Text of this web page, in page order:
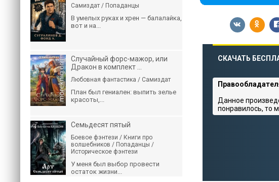
СКАЧАТЬ
Данное
понравилось, то
Самиздат / Попаданцы
В умелых руках и хрен — балалайка,
вот и на...
Случайный форс-мажор, или
Дракон в комплект ...
Любовная фантастика / Самиздат
План был гениален: выпить зелье
красоты,...
Семьдесят пятый
Боевое фэнтези / Книги про
волшебников / Попаданцы /
Историческое фэнтези
У меня был выбор провести
остаток жизни...